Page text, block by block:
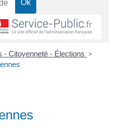
- Citoyenneté - Élections >